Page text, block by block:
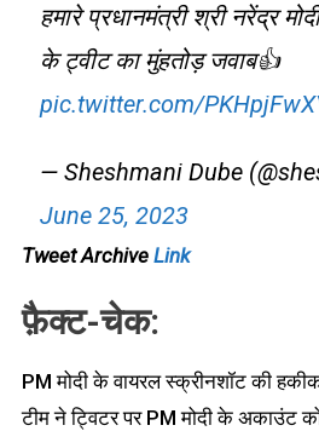
हमारे प्रधानमंत्री श्री नरेंद्र
के ट्वीट का मुंहतोड़ जवाब👍
pic.twitter.com/
— Sheshmani Dube
June 25, 2023
Tweet Archive Link
फ़ैक्ट-चेक:
PM मोदी के वायरल स्क्रीनशॉट की
टीम ने ट्विटर पर PM मोदी के अकाउंट